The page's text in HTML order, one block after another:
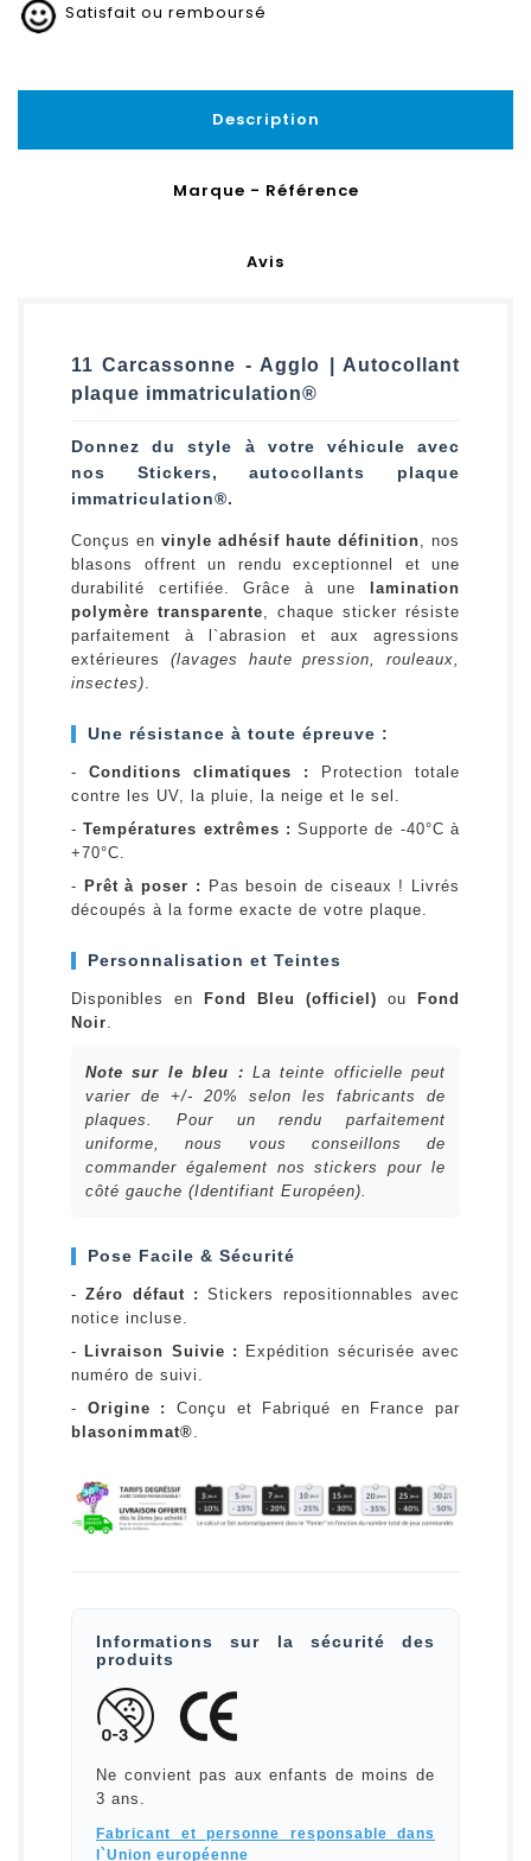
Satisfait ou remboursé
Description
Marque - Référence
Avis
11 Carcassonne - Agglo | Autocollant
plaque immatriculation®
Donnez du style à votre véhicule avec
nos Stickers, autocollants plaque
immatriculation®.
Conçus en vinyle adhésif haute définition, nos
blasons offrent un rendu exceptionnel et une
durabilité certifiée. Grâce à une
lamination
polymère transparente, chaque sticker résiste
parfaitement à l`abrasion et aux agressions
extérieures (lavages haute pression, rouleaux,
insectes).
Une résistance à toute épreuve :
- Conditions climatiques :
Protection totale
contre les UV, la pluie, la neige et le sel.
-Températures extrêmes : Supporte de -40°C à
+70°C.
- Prêt à poser :
Pas besoin de ciseaux ! Livrés
découpés à la forme exacte de votre plaque.
Personnalisation et Teintes
Disponibles en Fond Bleu (officiel) ou
Fond
Noir.
Note sur le bleu : La teinte officielle peut
varier de +/- 20% selon les fabricants de
plaques. Pour un rendu parfaitement
uniforme, nous vous conseillons de
commander également nos stickers pour le
côté gauche (Identifiant Européen).
Pose Facile & Sécurité
-Zéro défaut : Stickers repositionnables avec
notice incluse.
- Livraison Suivie :
Expédition sécurisée avec
numéro de suivi.
- Origine :
Conçu et Fabriqué en France par
blasonimmat®.
Informations sur la sécurité des
produits
Ne convient pas aux enfants de moins de
3 ans.
Fabricant et personne responsable dans
l`Union européenne